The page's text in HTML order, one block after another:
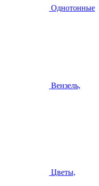
Однотонные
Вензель,
Цветы,